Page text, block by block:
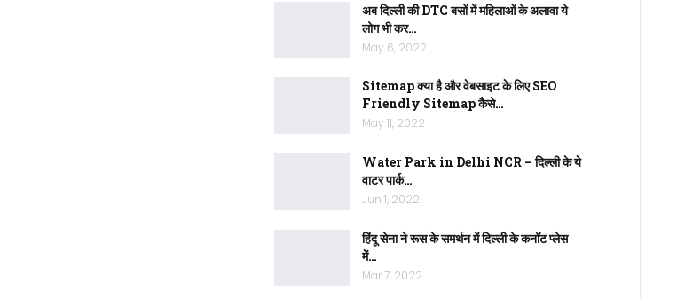
अब दिल्ली की DTC बसों में महिलाओं के अलावा ये
लोग भी कर…
May 6, 2022
Sitemap क्या है और वेबसाइट के लिए SEO
Friendly Sitemap कैसे…
May 11, 2022
Water Park in Delhi NCR – दिल्ली के ये
वाटर पार्क…
Jun 1, 2022
हिंदू सेना ने रूस के समर्थन में दिल्ली के कनॉट प्लेस
में…
Mar 7, 2022